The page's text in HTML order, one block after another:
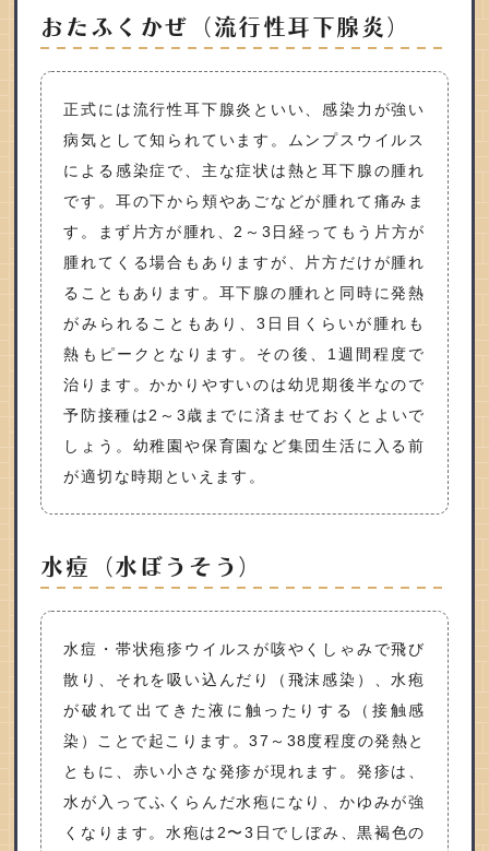
おたふくかぜ（流行性耳下腺炎）
正式には流行性耳下腺炎といい、感染力が強い
病気として知られています。ムンプスウイルス
による感染症で、主な症状は熱と耳下腺の腫れ
です。耳の下から頬やあごなどが腫れて痛みま
す。まず片方が腫れ、2～3日経ってもう片方が
腫れてくる場合もありますが、片方だけが腫れ
ることもあります。耳下腺の腫れと同時に発熱
がみられることもあり、3日目くらいが腫れも
熱もピークとなります。その後、1週間程度で
治ります。かかりやすいのは幼児期後半なので
予防接種は2～3歳までに済ませておくとよいで
しょう。幼稚園や保育園など集団生活に入る前
が適切な時期といえます。
水痘（水ぼうそう）
水痘・帯状疱疹ウイルスが咳やくしゃみで飛び
散り、それを吸い込んだり（飛沫感染）、水疱
が破れて出てきた液に触ったりする（接触感
染）ことで起こります。37～38度程度の発熱と
ともに、赤い小さな発疹が現れます。発疹は、
水が入ってふくらんだ水疱になり、かゆみが強
くなります。水疱は2〜3日でしぼみ、黒褐色の